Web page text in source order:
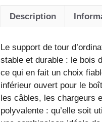
Description
Le support de tour
stable et durable : le bois
ce qui en fait un choix
inférieur ouvert pour le
les câbles, les chargeurs
polyvalente : qu’elle soit